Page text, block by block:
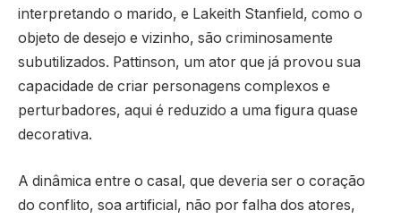
interpretando o marido, e Lakeith Stanfield, como o
objeto de desejo e vizinho, são criminosamente
subutilizados. Pattinson, um ator que já provou sua
capacidade de criar personagens complexos e
perturbadores, aqui é reduzido a uma figura quase
decorativa.
A dinâmica entre o casal, que deveria ser o coração
do conflito, soa artificial, não por falha dos atores,